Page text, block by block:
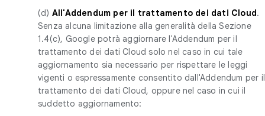
(d) All'Addendum per il trattamento dei dati Cloud.
Senza alcuna limitazione alla generalità della Sezione
1.4(c), Google potrà aggiornare l'Addendum per il
trattamento dei dati Cloud solo nel caso in cui tale
aggiornamento sia necessario per rispettare le leggi
vigenti o espressamente consentito dall'Addendum per il
trattamento dei dati Cloud, oppure nel caso in cui il
suddetto aggiornamento: